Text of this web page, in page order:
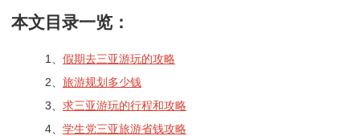
本文目录一览：
1、 假期去三亚游玩的攻略
2、 旅游规划多少钱
3、 求三亚游玩的行程和攻略
4、 学生党三亚旅游省钱攻略